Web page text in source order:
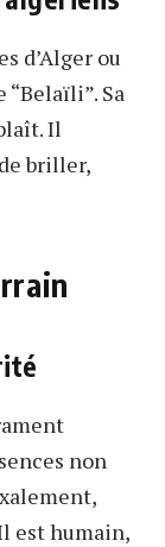
d’Alger ou
“Belaïli”. Sa
Il
briller,
non
est humain,